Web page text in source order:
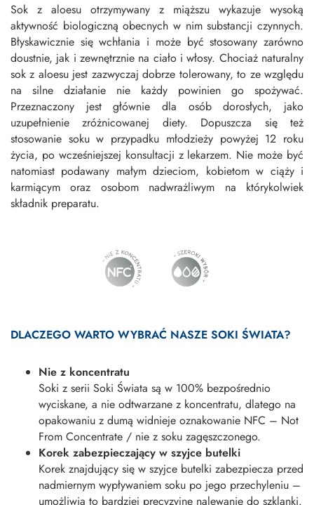
Sok z aloesu otrzymywany z miąższu wykazuje wysoką
aktywność biologiczną obecnych w nim substancji czynnych.
Błyskawicznie się wchłania i może być stosowany zarówno
doustnie, jak i zewnętrznie na ciało i włosy. Chociaż naturalny
sok z aloesu jest zazwyczaj dobrze tolerowany, to ze względu
na silne działanie nie każdy powinien go spożywać.
Przeznaczony jest głównie dla osób dorosłych, jako
uzupełnienie zróżnicowanej diety. Dopuszcza się też
stosowanie soku w przypadku młodzieży powyżej 12 roku
życia, po wcześniejszej konsultacji z lekarzem. Nie może być
natomiast podawany małym dzieciom, kobietom w ciąży i
karmiącym oraz osobom nadwrażliwym na którykolwiek
składnik preparatu.
DLACZEGO WARTO WYBRAĆ NASZE SOKI ŚWIATA?
Nie z koncentratu
Soki z serii Soki Świata są w 100% bezpośrednio
wyciskane, a nie odtwarzane z koncentratu, dlatego na
opakowaniu z dumą widnieje oznakowanie NFC – Not
From Concentrate / nie z soku zagęszczonego.
Korek zabezpieczający w szyjce butelki
Korek znajdujący się w szyjce butelki zabezpiecza przed
nadmiernym wypływaniem soku po jego przechyleniu –
umożliwia to bardziej precyzyjne nalewanie do szklanki.